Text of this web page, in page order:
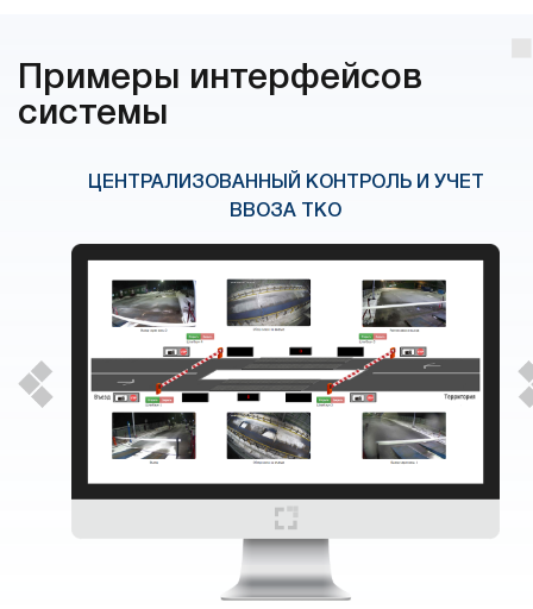
Примеры интерфейсов
системы
ЦЕНТРАЛИЗОВАННЫЙ КОНТРОЛЬ И УЧЕТ
ВВОЗА ТКО